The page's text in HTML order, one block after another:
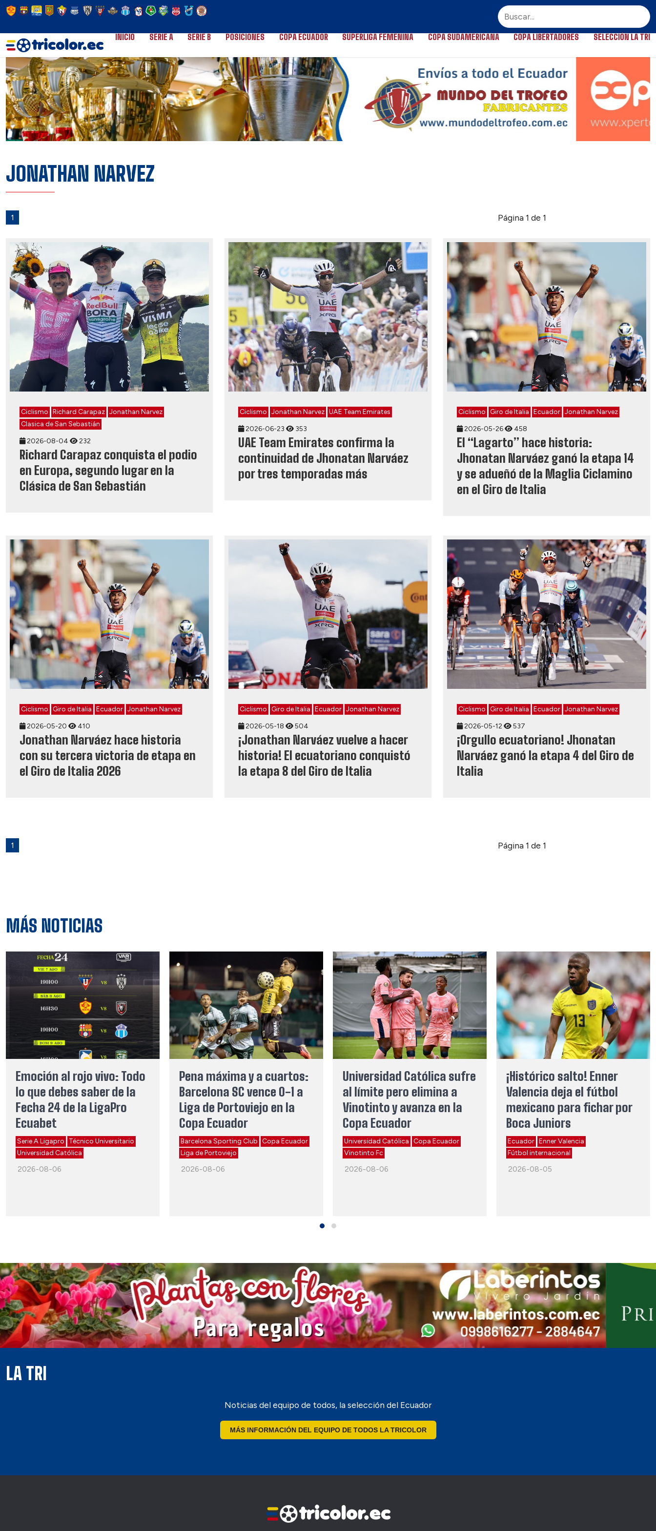
INICIO SERIE A SERIE B POSICIONES COPA ECUADOR SÚPERLIGA FEMENINA COPA SUDAMERICANA COPA LIBERTADORES SELECCIÓN LA TRI
JONATHAN NARVEZ
1 Página 1 de 1
Ciclismo Richard Carapaz Jonathan Narvez
Clasica de San Sebastián
2026-08-04 232
Richard Carapaz conquista el podio
en Europa, segundo lugar en la
Clásica de San Sebastián
Ciclismo Jonathan Narvez UAE Team Emirates
2026-06-23 353
UAE Team Emirates confirma la
continuidad de Jhonatan Narváez
por tres temporadas más
Ciclismo Giro de Italia Ecuador Jonathan Narvez
2026-05-26 458
El “Lagarto” hace historia:
Jhonatan Narváez ganó la etapa 14
y se adueñó de la Maglia Ciclamino
en el Giro de Italia
Ciclismo Giro de Italia Ecuador Jonathan Narvez
2026-05-20 410
Jonathan Narváez hace historia
con su tercera victoria de etapa en
el Giro de Italia 2026
Ciclismo Giro de Italia Ecuador Jonathan Narvez
2026-05-18 504
¡Jonathan Narváez vuelve a hacer
historia! El ecuatoriano conquistó
la etapa 8 del Giro de Italia
Ciclismo Giro de Italia Ecuador Jonathan Narvez
2026-05-12 537
¡Orgullo ecuatoriano! Jhonatan
Narváez ganó la etapa 4 del Giro de
Italia
1 Página 1 de 1
MÁS NOTICIAS
Emoción al rojo vivo: Todo
lo que debes saber de la
Fecha 24 de la LigaPro
Ecuabet
Serie A Ligapro
Técnico Universitario
Universidad Católica
2026-08-06
Pena máxima y a cuartos:
Barcelona SC vence 0-1 a
Liga de Portoviejo en la
Copa Ecuador
Barcelona Sporting Club Copa Ecuador
Liga de Portoviejo
2026-08-06
Universidad Católica sufre
al límite pero elimina a
Vinotinto y avanza en la
Copa Ecuador
Universidad Católica Copa Ecuador
Vinotinto Fc
2026-08-06
¡Histórico salto! Enner
Valencia deja el fútbol
mexicano para fichar por
Boca Juniors
Ecuador Enner Valencia
Fútbol internacional
2026-08-05
LA TRI
Noticias del equipo de todos, la selección del Ecuador
MÁS INFORMACIÓN DEL EQUIPO DE TODOS LA TRICOLOR